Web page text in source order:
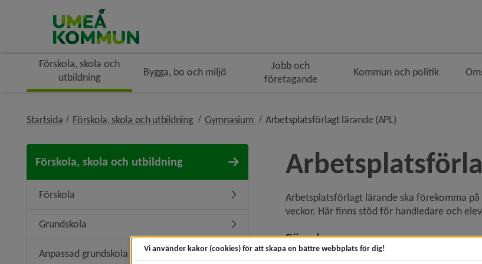
Förskola, skola och
utbildning
Bygga, bo och miljö
Jobb och
företagande
Kommun och politik
Startsida Förskola, skola och utbildning nivå i brödsmulenavigeringen
Gymnasium nivå i brödsmulenavigeringen
Arbetsplatsförlagt lärande (APL)nivå i
Förskola, skola och utbildning
Förskola Undermeny för Förskola
Grundskola Undermeny för Grundskola
Anpassad grundskola
Arbetsplatsförlagt lärande ska förekomma
veckor. Här finns stöd för handledare och
För elever
Vi använder kakor (cookies) för att skapa en bättre webbplats för dig!